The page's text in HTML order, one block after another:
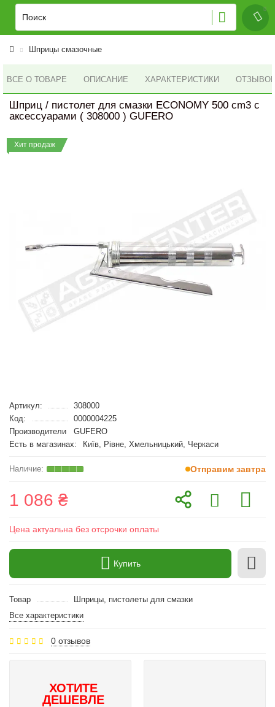
Шприцы смазочные
ВСЕ О ТОВАРЕ ОПИСАНИЕ ХАРАКТЕРИСТИКИ ОТЗЫВОВ
Шприц / пистолет для смазки ECONOMY 500 cm3 с
аксессуарами ( 308000 ) GUFERO
Хит продаж
Артикул:
308000
Код:
0000004225
Производители
GUFERO
Есть в магазинах:
Київ, Рівне, Хмельницький, Черкаси
Отправим завтра
1 086 ₴
Цена актуальна без отсрочки оплаты
Купить
Товар
Шприцы, пистолеты для смазки
Все характеристики
0 отзывов
ХОТИТЕ
ДЕШЕВЛЕ